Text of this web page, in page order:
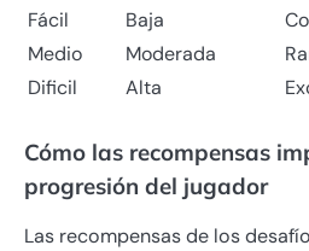
Fácil
Baja
Medio
Moderada
Dificil
Alta
Cómo las recompensas
progresión del jugador
Las recompensas de los